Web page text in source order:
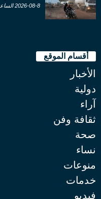
2026-08-8 الساعة 21:27
أقسام الموقع
الأخبار
دولية
آراء
ثقافة وفن
صحة
نساء
منوعات
خدمات
فيديو